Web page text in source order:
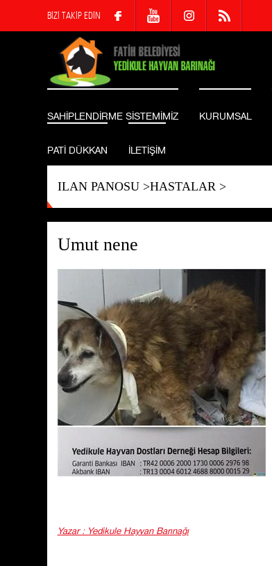
BİZİ TAKİP EDİN
SAHİPLENDİRME SİSTEMİMİZ KURUMSAL
PATİ DÜKKAN İLETİŞİM
ILAN PANOSU>HASTALAR>
Umut nene
Yazar : Yedikule Hayvan Barınağı